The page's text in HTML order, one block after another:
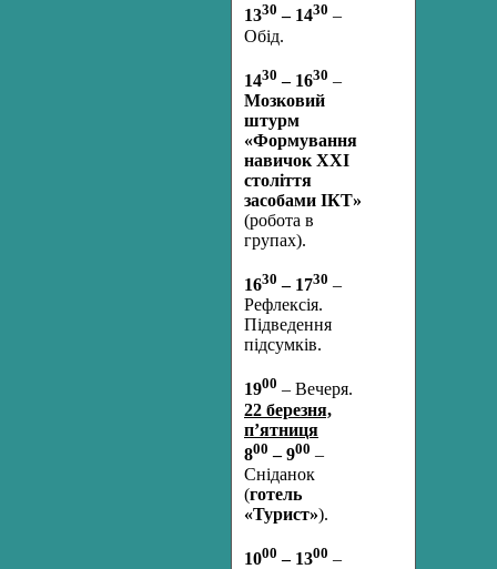
1330 – 1430 –
Обід.
1430 – 1630 –
Мозковий
штурм
«Формування
навичок ХХІ
століття
засобами ІКТ»
(робота в
групах).
1630 – 1730 –
Рефлексія.
Підведення
підсумків.
1900 – Вечеря.
22 березня,
п’ятниця
800 – 900 –
Сніданок
(готель
«Турист»).
1000 – 1300 –